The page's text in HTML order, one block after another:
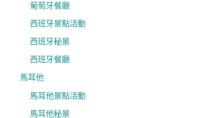
葡萄牙餐廳
西班牙景點活動
西班牙秘景
西班牙餐廳
馬耳他
馬耳他景點活動
馬耳他秘景